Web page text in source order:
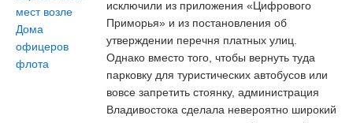
исключили из приложения «Цифрового
Приморья» и из постановления об
утверждении перечня платных улиц.
Однако вместо того, чтобы вернуть туда
парковку для туристических автобусов или
вовсе запретить стоянку, администрация
Владивостока сделала невероятно широкий